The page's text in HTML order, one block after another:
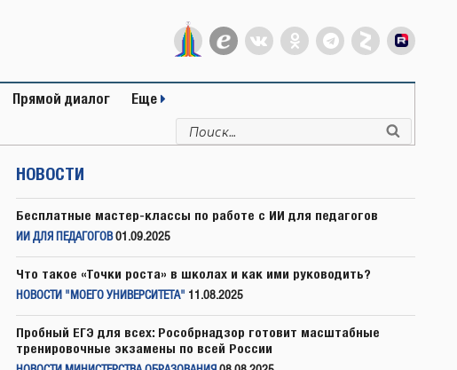
Прямой диалог Еще
Искать:
НОВОСТИ
Бесплатные мастер-классы по работе с ИИ для педагогов
ИИ ДЛЯ ПЕДАГОГОВ 01.09.2025
Что такое «Точки роста» в школах и как ими руководить?
НОВОСТИ "МОЕГО УНИВЕРСИТЕТА" 11.08.2025
Пробный ЕГЭ для всех: Рособрнадзор готовит масштабные
тренировочные экзамены по всей России